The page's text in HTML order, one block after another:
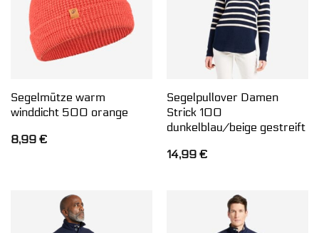
Segelmütze warm
winddicht 500 orange
8,99 €
Segelpullover Damen
Strick 100
dunkelblau/beige gestreift
14,99 €